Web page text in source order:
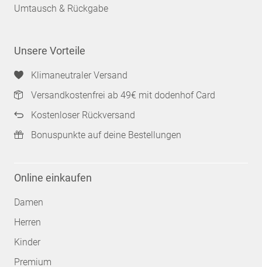
Umtausch & Rückgabe
Unsere Vorteile
Klimaneutraler Versand
Versandkostenfrei ab 49€ mit dodenhof Card
Kostenloser Rückversand
Bonuspunkte auf deine Bestellungen
Online einkaufen
Damen
Herren
Kinder
Premium